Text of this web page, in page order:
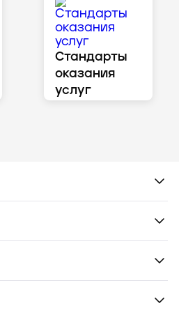
Стандарты
оказания
услуг